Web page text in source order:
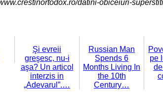
datini-obiceiuri-
Şi evreii
greşesc, nu-i
aşa? Un articol
interzis in
„Adevarul”.…
Russian Man
Spends 6
Months Living In
the 10th
Century…
pe